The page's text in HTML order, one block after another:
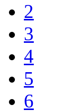
2
3
4
5
6